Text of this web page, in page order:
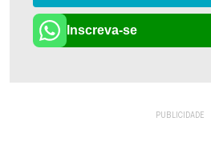
Inscreva-se